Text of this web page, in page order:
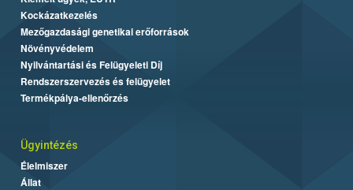
Kockázatkezelés
Mezőgazdasági genetikai erőforrások
Növényvédelem
Nyilvántartási és Felügyeleti Díj
Rendszerszervezés és felügyelet
Termékpálya-ellenőrzés
Ügyintézés
Élelmiszer
Állat